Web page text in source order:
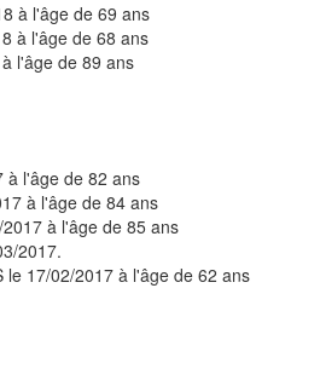
à l'âge de 69 ans
à l'âge de 68 ans
l'âge de 89 ans
à l'âge de 82 ans
à l'âge de 84 ans
à l'âge de 85 ans
2017.
le 17/02/2017 à l'âge de 62 ans